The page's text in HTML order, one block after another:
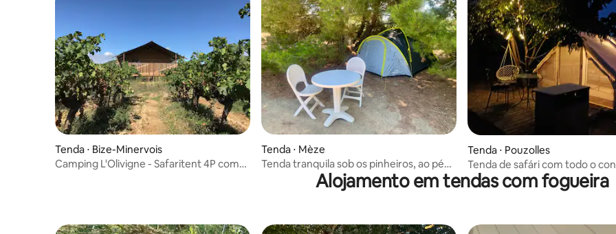
Tenda ⋅ Bize-Minervois
Camping L'Olivigne - Safaritent 4P com
Tenda ⋅ Mèze
Tenda tranquila sob os pinheiros, ao pé
Tenda ⋅ Pouzolles
Tenda de safári com todo o
Alojamento em tendas com fogueira